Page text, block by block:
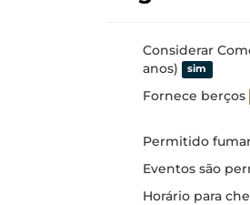
Considerar
anos)
sim
Fornece berços
Permitido
Eventos são
Horário para